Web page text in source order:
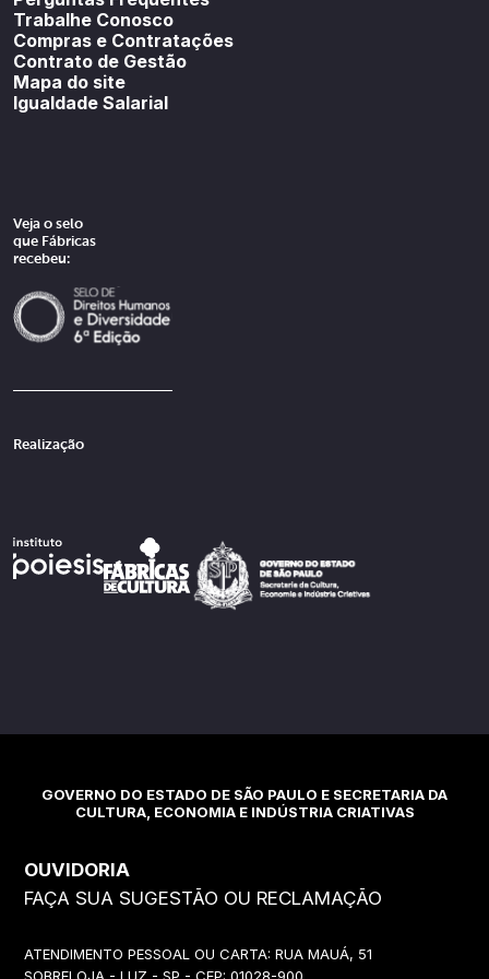
Trabalhe Conosco
Compras e Contratações
Contrato de Gestão
Mapa do site
Igualdade Salarial
Veja o selo
que Fábricas
recebeu:
Realização
GOVERNO DO ESTADO DE SÃO PAULO E SECRETARIA DA
CULTURA, ECONOMIA E INDÚSTRIA CRIATIVAS
OUVIDORIA
FAÇA SUA SUGESTÃO OU RECLAMAÇÃO
ATENDIMENTO PESSOAL OU CARTA: RUA MAUÁ, 51
SOBRELOJA - LUZ - SP - CEP: 01028-900